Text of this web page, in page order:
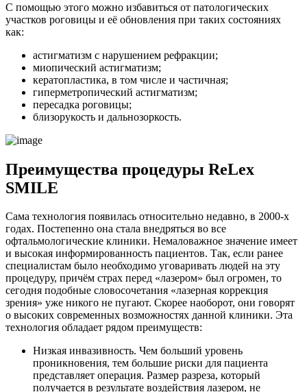
С помощью этого можно избавиться от патологических
участков роговицы и её обновления при таких состояниях
как:
астигматизм с нарушением рефракции;
миопический астигматизм;
кератопластика, в том числе и частичная;
гиперметропический астигматизм;
пересадка роговицы;
близорукость и дальнозоркость.
Преимущества процедуры ReLex
SMILE
Сама технология появилась относительно недавно, в 2000-х
годах. Постепенно она стала внедряться во все
офтальмологические клиники. Немаловажное значение имеет
и высокая информированность пациентов. Так, если ранее
специалистам было необходимо уговаривать людей на эту
процедуру, причём страх перед «лазером» был огромен, то
сегодня подобные словосочетания «лазерная коррекция
зрения» уже никого не пугают. Скорее наоборот, они говорят
о высоких современных возможностях данной клиники. Эта
технология обладает рядом преимуществ:
Низкая инвазивность. Чем больший уровень
проникновения, тем большие риски для пациента
представляет операция. Размер разреза, который
получается в результате воздействия лазером, не